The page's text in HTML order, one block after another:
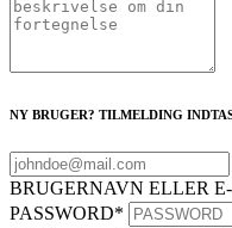
NY BRUGER? TILMELDING
BRUGERNAVN ELLER
PASSWORD*